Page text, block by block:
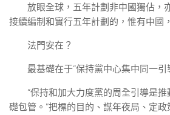
放眼全球，五年計劃非中國獨佔，
接續編制和實行五年計劃的，惟有中國
法門安在？
最基礎在于“保持黨中心集中同一引
“保持和加大力度黨的周全引導是
礎包管。”把標的目的、謀年夜局、定